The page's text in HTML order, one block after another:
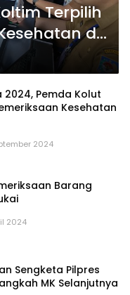
Terpilih
di
2024, Pemda Kolut
Kesehatan
2024
Barang
2024
Sengketa Pilpres
MK Selanjutnya